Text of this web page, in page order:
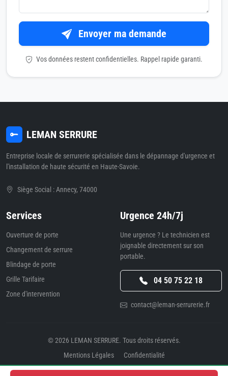
Envoyer ma demande
Vos données restent confidentielles. Rappel rapide garanti.
LEMAN SERRURE
Entreprise locale de serrurerie spécialisée dans le dépannage d'urgence et
l'installation de haute sécurité en Haute-Savoie.
Siège Social : Annecy, 74000
Services
Ouverture de porte
Changement de serrure
Blindage de porte
Grille Tarifaire
Zone d'intervention
Urgence 24h/7j
Une urgence ? Le technicien est
joignable directement sur son
portable.
04 50 75 22 18
contact@leman-serrurerie.fr
© 2026 LEMAN SERRURE. Tous droits réservés.
Mentions Légales
Confidentialité